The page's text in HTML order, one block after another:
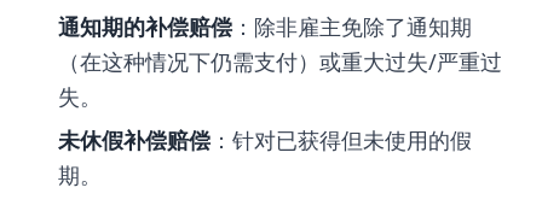
通知期的补偿赔偿 ：除非雇主免除了通知期
（在这种情况下仍需支付）或重大过失/严重过
失。
未休假补偿赔偿 ：针对已获得但未使用的假
期。